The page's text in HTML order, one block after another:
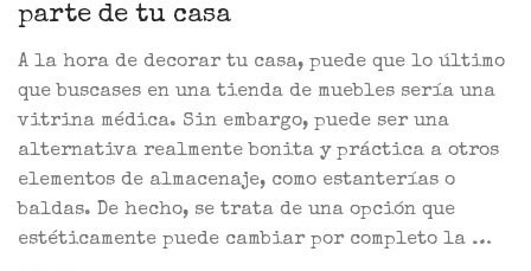
parte de tu casa
A la hora de decorar tu casa, puede que lo último
que buscases en una tienda de muebles sería una
vitrina médica. Sin embargo, puede ser una
alternativa realmente bonita y práctica a otros
elementos de almacenaje, como estanterías o
baldas. De hecho, se trata de una opción que
estéticamente puede cambiar por completo la …